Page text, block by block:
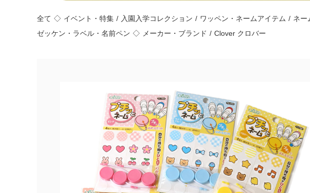
全て ◇ イベント・特集 / 入園入学コレクション / ワッペン・ネームアイテム / ネー
ゼッケン・ラベル・名前ペン ◇ メーカー・ブランド / Clover クロバー